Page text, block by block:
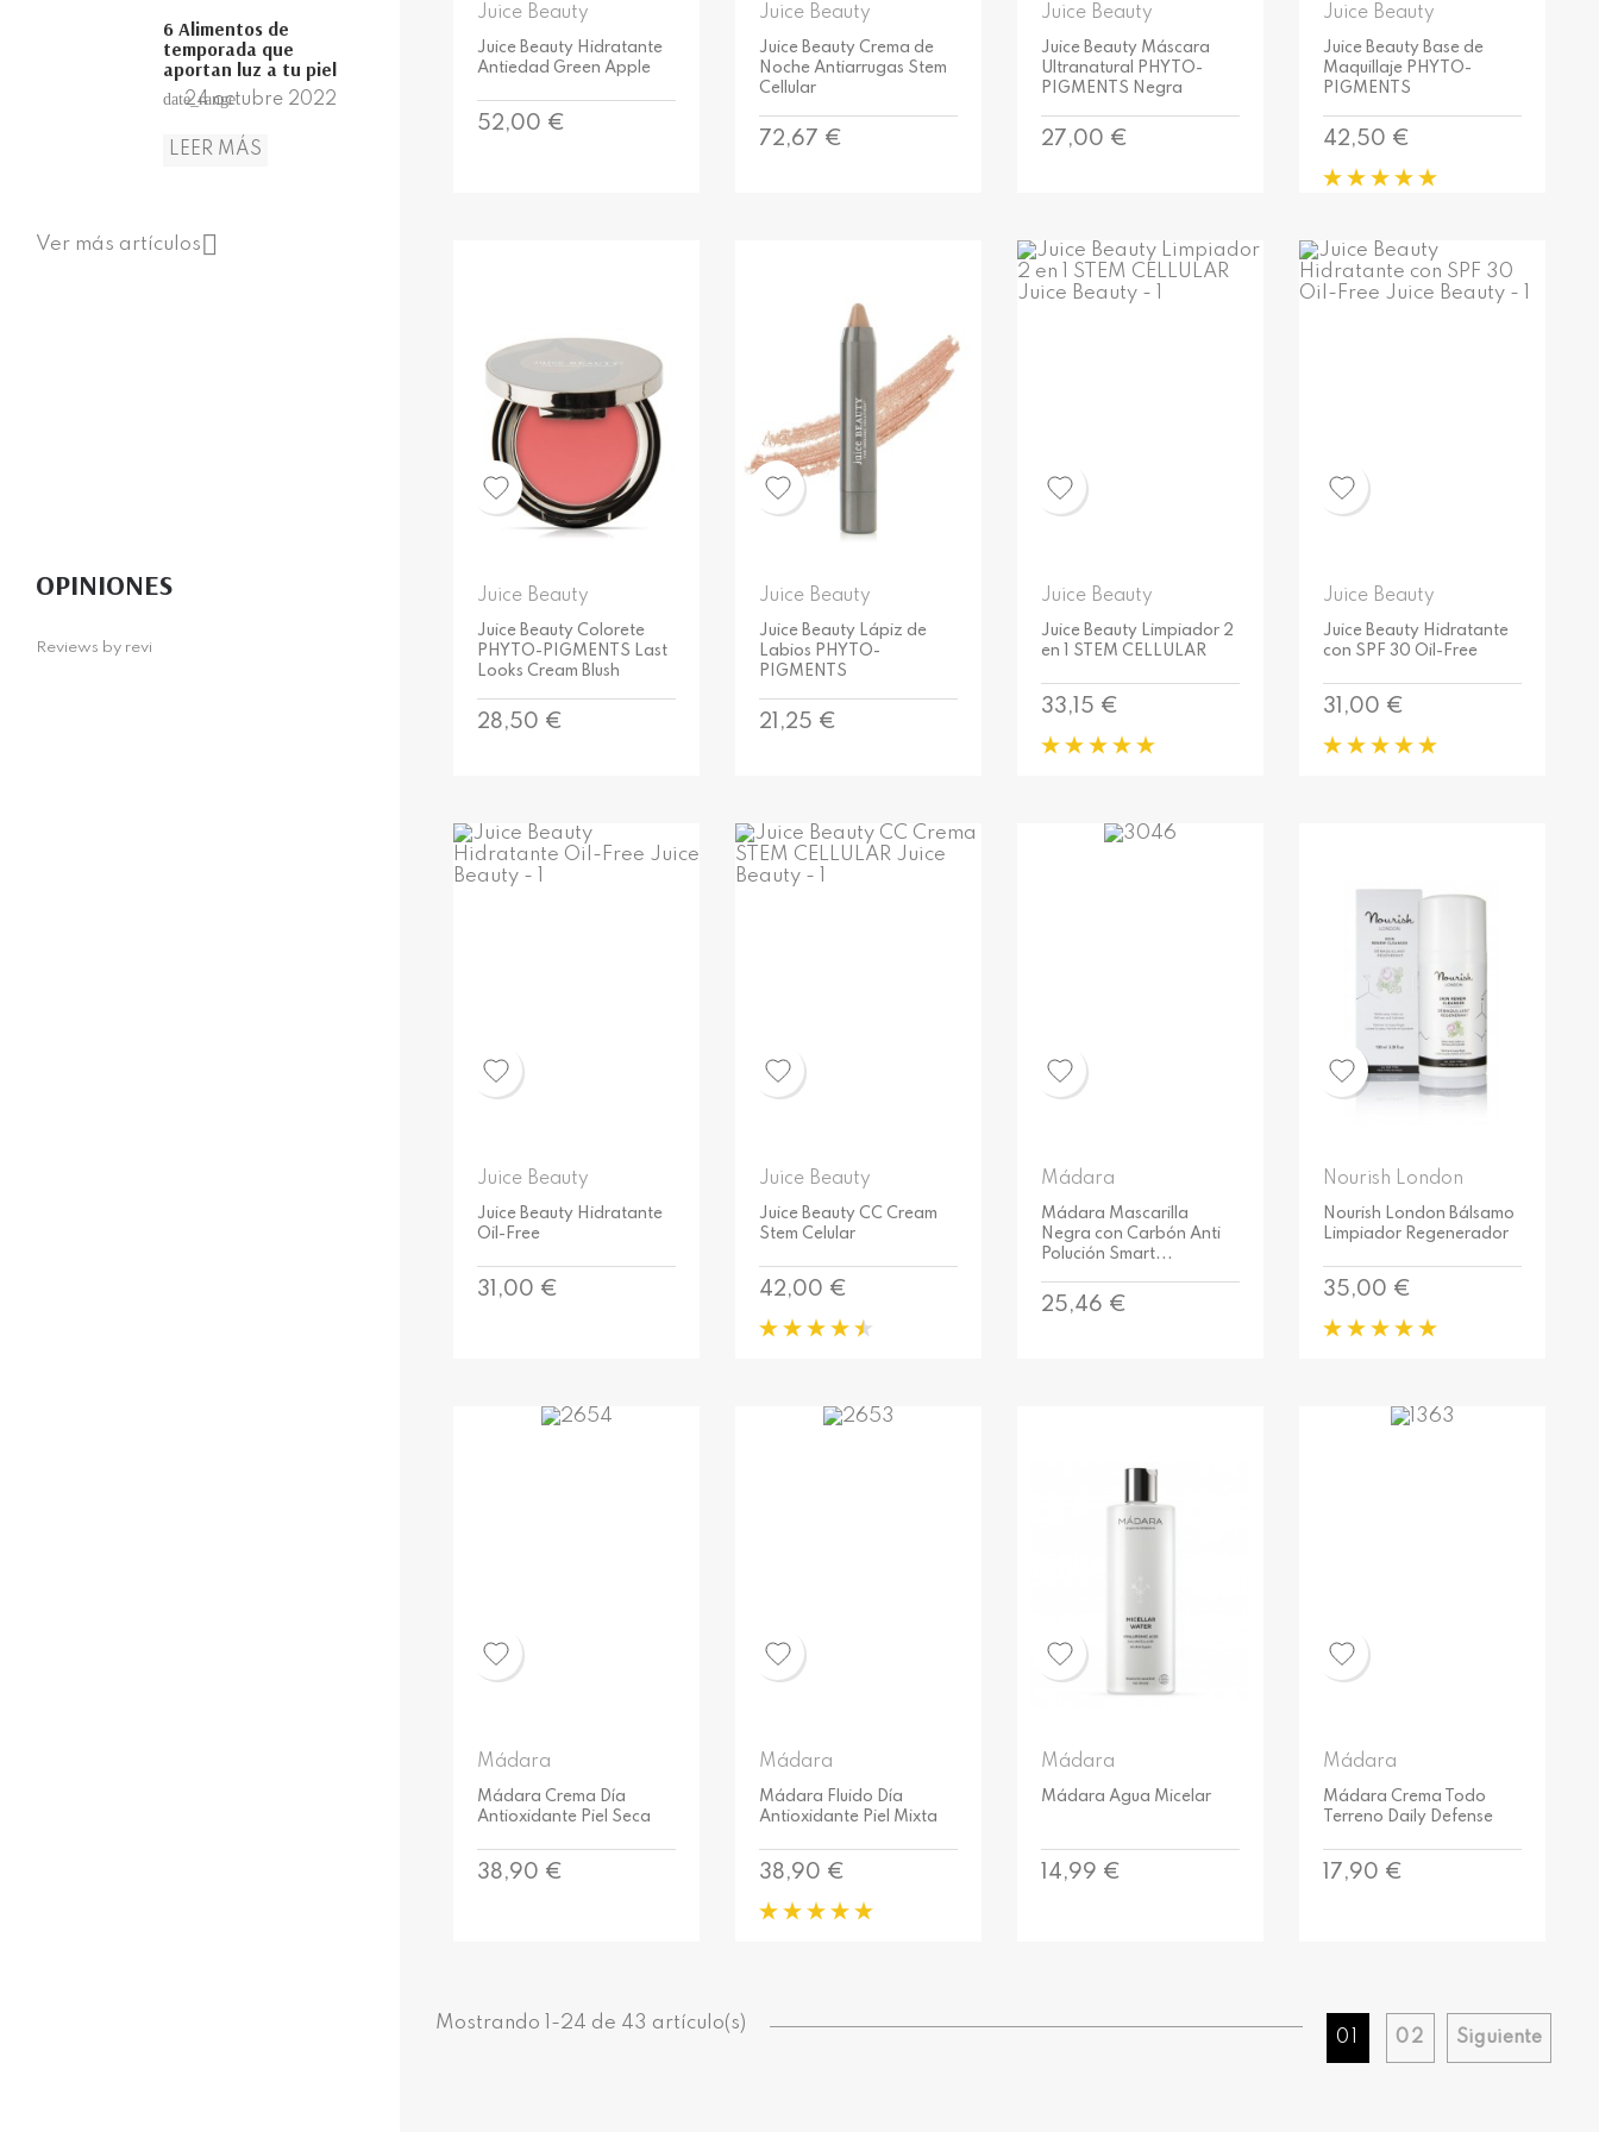
Juice Beauty
Juice Beauty Hidratante
Antiedad Green Apple
Precio
52,00 €
Juice Beauty
Juice Beauty Crema de
Noche Antiarrugas Stem
Cellular
Precio
72,67 €
Juice Beauty
Juice Beauty Máscara
Ultranatural PHYTO-
PIGMENTS Negra
Precio
27,00 €
Juice Beauty
Juice Beauty Base de
Maquillaje PHYTO-
PIGMENTS
Precio
42,50 €
Juice Beauty
Juice Beauty Colorete
PHYTO-PIGMENTS Last
Looks Cream Blush
Precio
28,50 €
Juice Beauty
Juice Beauty Lápiz de
Labios PHYTO-
PIGMENTS
Precio
21,25 €
Juice Beauty
Juice Beauty Limpiador 2
en 1 STEM CELLULAR
Precio
33,15 €
Juice Beauty
Juice Beauty Hidratante
con SPF 30 Oil-Free
Precio
31,00 €
Juice Beauty
Juice Beauty Hidratante
Oil-Free
Precio
31,00 €
Juice Beauty
Juice Beauty CC Cream
Stem Celular
Precio
42,00 €
Mádara
Mádara Mascarilla
Negra con Carbón Anti
Polución Smart...
Precio
25,46 €
Nourish London
Nourish London Bálsamo
Limpiador Regenerador
Precio
35,00 €
Mádara
Mádara Crema Día
Antioxidante Piel Seca
Precio
38,90 €
Mádara
Mádara Fluido Día
Antioxidante Piel Mixta
Precio
38,90 €
Mádara
Mádara Agua Micelar
Precio
14,99 €
Mádara
Mádara Crema Todo
Terreno Daily Defense
Precio
17,90 €
Mostrando 1-24 de 43 artículo(s)
01 02 Siguiente
6 Alimentos de
temporada que
aportan luz a tu piel
date_range
24octubre2022
LEER MÁS
Ver más artículos
OPINIONES
Reviews by revi